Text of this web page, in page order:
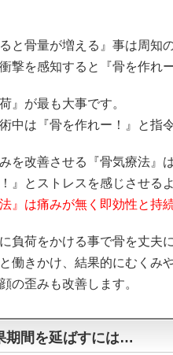
ると骨量が増える』事は周知
撃を感知すると『骨を作れ
』が最も大事です。
中は『骨を作れー！』と指
を改善させる『骨気療法』
』とストレスを感じさせる
法』は痛みが無く即効性と持
に負荷をかける事で骨を丈夫
働きかけ、結果的にむくみ
の歪みも改善します。
期間を延ばすには…